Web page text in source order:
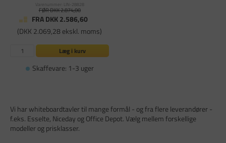
Varenummer: LIN-28828
FØR DKK 2.874,00
FRA DKK 2.586,60
(DKK 2.069,28 ekskl. moms)
Læg i kurv
Skaffevare: 1-3 uger
Vi har whiteboardtavler til mange formål - og fra flere leverandører -
f.eks. Esselte, Niceday og Office Depot. Vælg mellem forskellige
modeller og prisklasser.